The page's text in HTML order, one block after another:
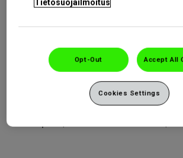
SENSODYNE.
SUOSITTELEMA HAMMASTAHNA
HAMPAILLE*
Tietosuojailmoitus
Opt-Out Accept All
Cookies Settings